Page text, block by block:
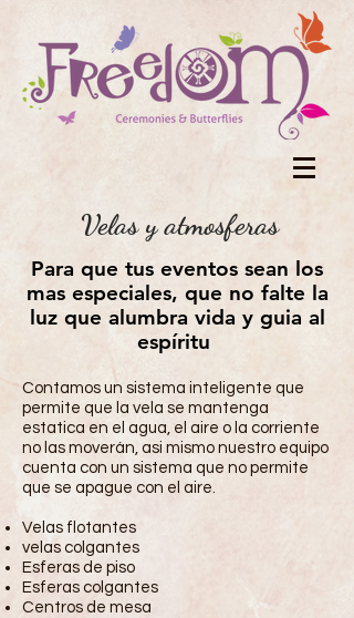
Velas y atmosferas
Para que tus eventos sean los
mas especiales, que no falte la
luz que alumbra vida y guia al
espíritu
Contamos un sistema inteligente que
permite que la vela se mantenga
estatica en el agua, el aire o la corriente
no las moverán, asi mismo nuestro equipo
cuenta con un sistema que no permite
que se apague con el aire.
Velas flotantes
velas colgantes
Esferas de piso
Esferas colgantes
Centros de mesa